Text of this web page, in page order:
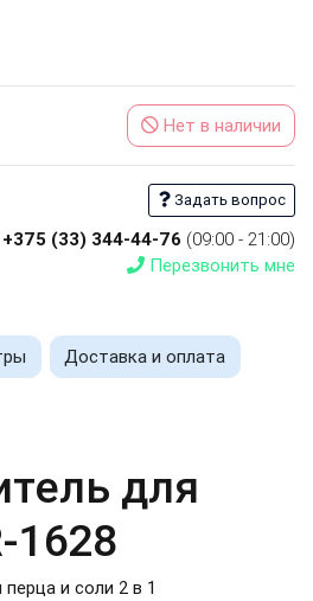
Нет в наличии
Задать вопрос
+375 (33) 344-44-76 (09:00 - 21:00)
Перезвонить мне
Доставка и оплата
для
1628
и соли 2 в 1